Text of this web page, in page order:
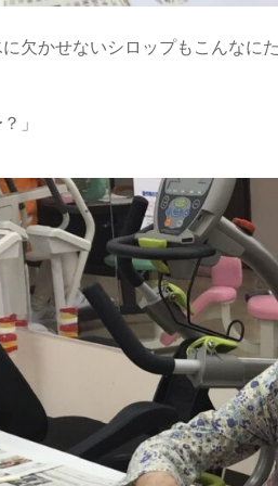
欠かせないシロップもこんなに
」